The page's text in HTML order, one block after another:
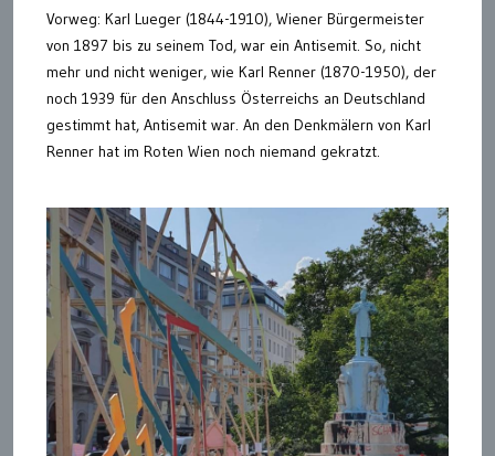
Vorweg: Karl Lueger (1844-1910), Wiener Bürgermeister
von 1897 bis zu seinem Tod, war ein Antisemit. So, nicht
mehr und nicht weniger, wie Karl Renner (1870-1950), der
noch 1939 für den Anschluss Österreichs an Deutschland
gestimmt hat, Antisemit war. An den Denkmälern von Karl
Renner hat im Roten Wien noch niemand gekratzt.